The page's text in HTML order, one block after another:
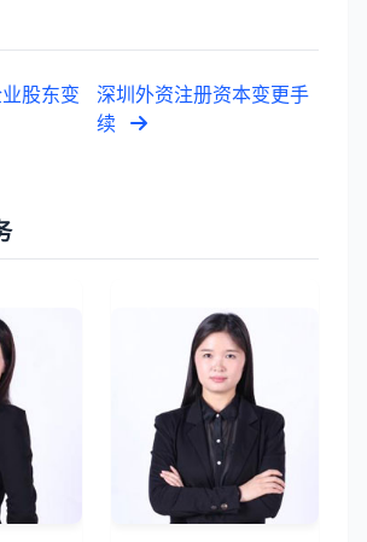
股东变
深圳外资注册资本变更手
续